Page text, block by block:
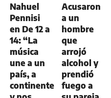
Nahuel
Pennisi
en De 12 a
14: “La
música
une a un
país, a
continentes
Acusaron
a un
hombre
que
arrojó
alcohol y
prendió
fuego a